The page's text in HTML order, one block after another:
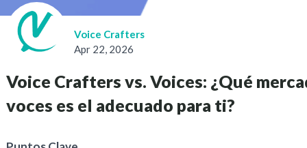
Voice Crafters
Apr 22, 2026
Voice Crafters vs. Voices: ¿Qué
voces es el adecuado para ti?